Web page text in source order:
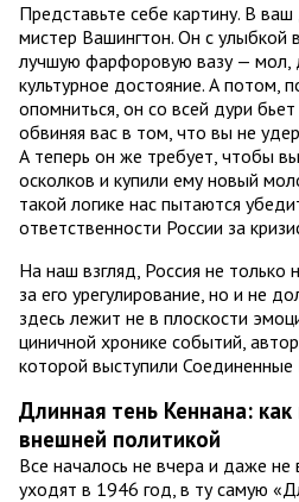
Представьте себе картину. В
мистер Вашингтон. Он с улыбкой
лучшую фарфоровую вазу — мол,
культурное достояние. А потом,
опомниться, он со всей дури
обвиняя вас в том, что вы не
А теперь он же требует, чтобы
осколков и купили ему новый
такой логике нас пытаются
ответственности России за
На наш взгляд, Россия не только
за его урегулирование, но и не
здесь лежит не в плоскости
циничной хронике событий,
которой выступили
Длинная тень Кеннана:
внешней политикой
Все началось не вчера и даже не
уходят в 1946 год, в ту самую